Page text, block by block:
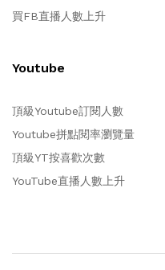
買FB直播人數上升
Youtube
頂級Youtube訂閱人數
Youtube拼點閱率瀏覽量
頂級YT按喜歡次數
YouTube直播人數上升